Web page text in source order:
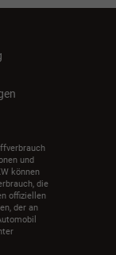
und
können
die
offiziellen
der an